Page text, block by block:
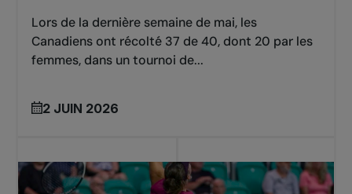
Lors de la dernière semaine de mai, les
Canadiens ont récolté 37 de 40, dont 20 par les
femmes, dans un tournoi de...
2 JUIN 2026